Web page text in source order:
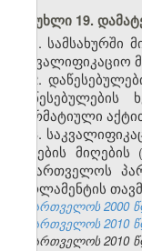
მუხლი 19.
1. სამსახურში
2.
ნორმატიული
3.
აქტების მიღების (
საქართველოს
პარლამენტის
საქართველოს 2000
საქართველოს 2010
საქართველოს 2010